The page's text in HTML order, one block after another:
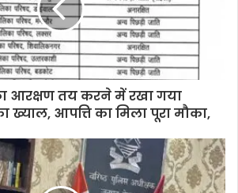
आरक्षण तय करने में रखा गया
आपत्ति का मिला पूरा मौका,